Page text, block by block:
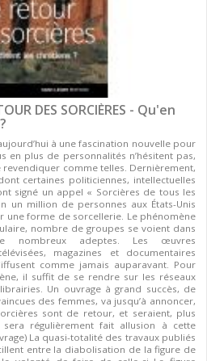
DES SORCIÈRES - Qu'en
à une fascination nouvelle pour
en plus de personnalités n’hésitent pas,
comme telles. Dernièrement,
certaines politiciennes, intellectuelles
signé un appel « Sorcières de tous les
un million de personnes aux États-Unis
une forme de sorcellerie. Le phénomène
nombre de groupes se voient dans
nombreux adeptes. Les œuvres
magazines et documentaires
comme jamais auparavant. Pour
il suffit de se rendre sur les réseaux
Un ouvrage à grand succès, de
des femmes, va jusqu’à annoncer,
sont de retour, et seraient, plus
régulièrement fait allusion à cette
La quasi-totalité des travaux publiés
entre la diabolisation de la figure de